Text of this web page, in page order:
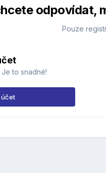
odpovídat,
Pouze
to snadné!
účet